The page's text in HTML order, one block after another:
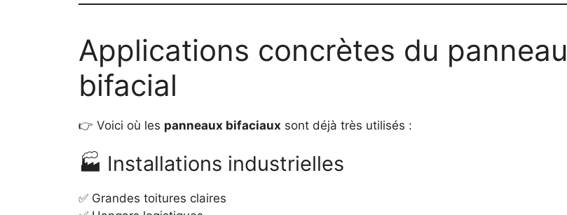
Applications concrètes du panneau
bifacial
👉 Voici où les panneaux bifaciaux sont déjà très utilisés :
🏭 Installations industrielles
✅ Grandes toitures claires